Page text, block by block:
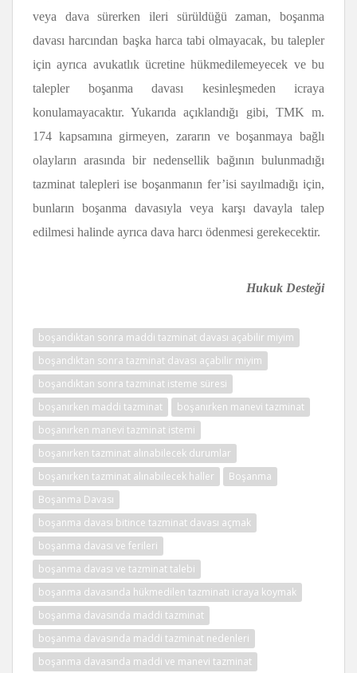
veya dava sürerken ileri sürüldüğü zaman, boşanma
davası harcından başka harca tabi olmayacak, bu talepler
için ayrıca avukatlık ücretine hükmedilemeyecek ve bu
talepler boşanma davası kesinleşmeden icraya
konulamayacaktır. Yukarıda açıklandığı gibi, TMK m.
174 kapsamına girmeyen, zararın ve boşanmaya bağlı
olayların arasında bir nedensellik bağının bulunmadığı
tazminat talepleri ise boşanmanın fer’isi sayılmadığı için,
bunların boşanma davasıyla veya karşı davayla talep
edilmesi halinde ayrıca dava harcı ödenmesi gerekecektir.
Hukuk Desteği
boşandıktan sonra maddi tazminat davası açabilir miyim
boşandıktan sonra tazminat davası açabilir miyim
boşandıktan sonra tazminat isteme süresi
boşanırken maddi tazminat
boşanırken manevi tazminat
boşanırken manevi tazminat istemi
boşanırken tazminat alınabilecek durumlar
boşanırken tazminat alınabilecek haller
Boşanma
Boşanma Davası
boşanma davası bitince tazminat davası açmak
boşanma davası ve ferileri
boşanma davası ve tazminat talebi
boşanma davasında hükmedilen tazminatı icraya koymak
boşanma davasında maddi tazminat
boşanma davasında maddi tazminat nedenleri
boşanma davasında maddi ve manevi tazminat